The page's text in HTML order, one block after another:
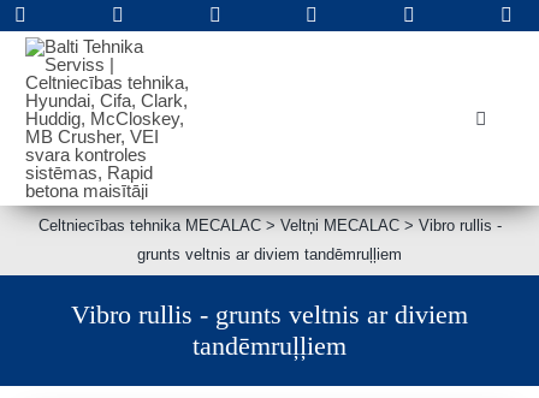
Skip
content
Toggle
PAR KOMPĀNIJU
Jauna tehnika
Celtniecības tehnika MECALAC> Veltņi MECALAC> Vibro rullis -
grunts veltnis ar diviem tandēmruļļiem
Vibro rullis - grunts veltnis ar diviem
tandēmruļļiem